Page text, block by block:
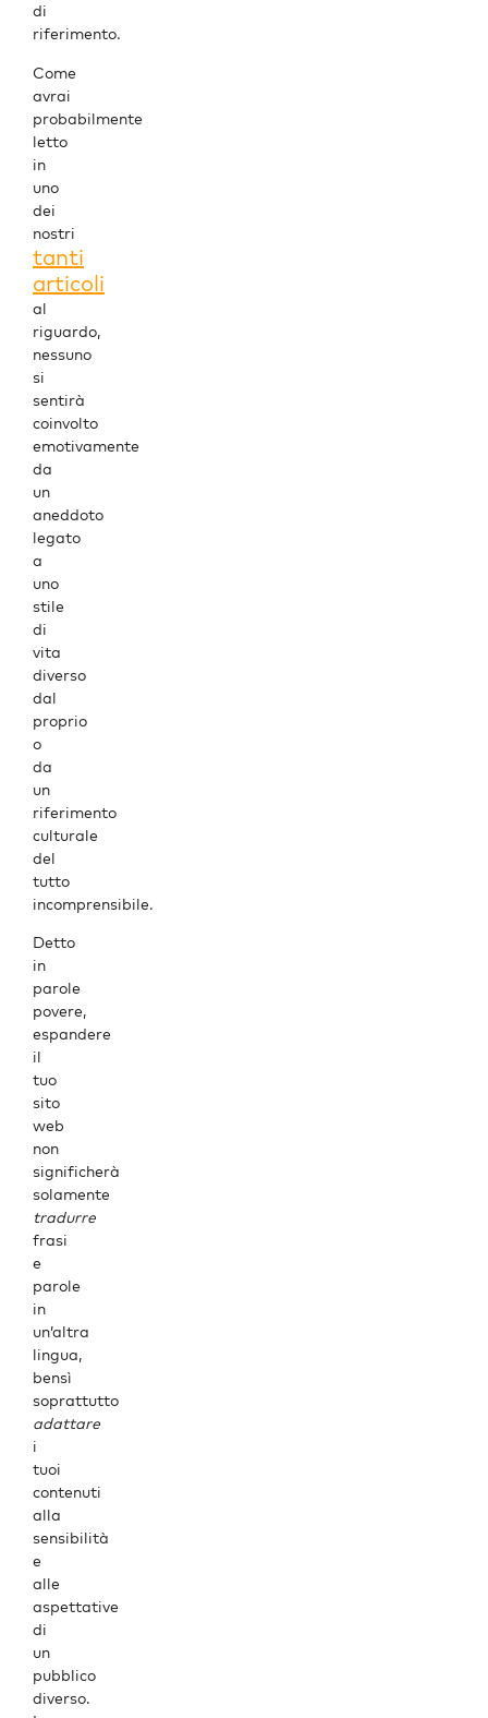
di
riferimento.
Come
avrai
probabilmente
letto
in
uno
dei
nostri
tanti
articoli
al
riguardo,
nessuno
si
sentirà
coinvolto
emotivamente
da
un
aneddoto
legato
a
uno
stile
di
vita
diverso
dal
proprio
o
da
un
riferimento
culturale
del
tutto
incomprensibile.
Detto
in
parole
povere,
espandere
il
tuo
sito
web
non
significherà
solamente
tradurre
frasi
e
parole
in
un’altra
lingua,
bensì
soprattutto
adattare
i
tuoi
contenuti
alla
sensibilità
e
alle
aspettative
di
un
pubblico
diverso.